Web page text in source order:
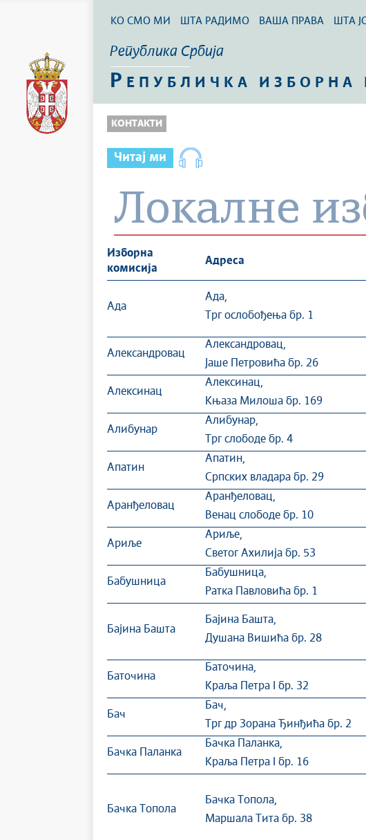
КО СМО МИ ШТА РАДИМО ВАША ПРАВА ШТА
Република Србија
Р ЕПУБЛИЧКА ИЗБОРНА
КОНТАКТИ
Читај ми
Локалне
И зборна
комисија
Адреса
Ада
Ада,
Трг ослобођења бр. 1
Александровац
Александровац,
Јаше Петровића бр. 26
Алексинац
Алексинац,
Књаза Милоша бр. 169
Алибунар
Алибунар,
Трг слободе бр. 4
Апатин
Апатин,
Српских владара бр. 29
Аранђеловац
Аранђеловац,
Венац слободе бр. 10
Ариље
Ариље,
Светог Ахилија бр. 53
Бабушница
Бабушница,
Ратка Павловића бр. 1
Бајина Башта
Бајина Башта,
Душана Вишића бр. 28
Баточина
Баточина,
Краља Петра I бр. 32
Бач
Бач,
Трг др Зорана Ђинђића бр. 2
Бачка Паланка
Бачка Паланка,
Краља Петра I бр. 16
Бачка Топола
Бачка Топола,
Маршала Тита бр. 38